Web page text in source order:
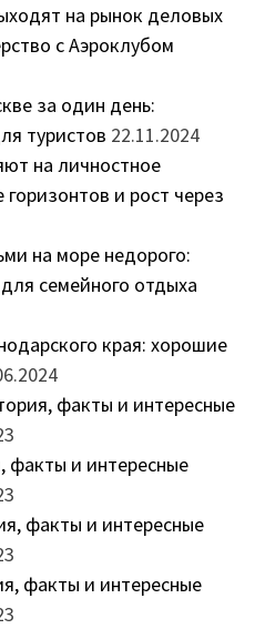
на рынок деловых
с Аэроклубом
за один день:
туристов 22.11.2024
на личностное
и рост через
на море недорого:
семейного отдыха
края: хорошие
факты и интересные
факты и интересные
факты и интересные
факты и интересные